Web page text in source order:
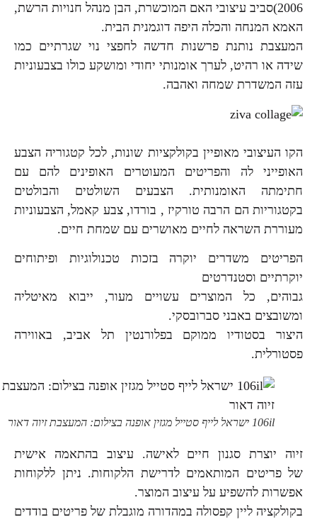
2006)סביב עיצובי האם המוכשרת, הבן מנהל חנויות הרשת,
האמא המנחה והכלה היפה דוגמנית הבית.
המעצבת נותנת פרשנות חדשה לחפצי נוי שגרתיים כמו
שידה או רהיט, לערך אומנותי יחודי ומושקע כולו בצבעוניות
עזה המשדרת שמחה ואהבה.
הקו העיצובי מאופיין בקולקציות שונות, לכל קטגוריה הצבע
האופייני לה והפריטים המעוטרים האופינים להם עם
חתימתה האומנותית. הצבעים השולטים והבולטים
בקטגוריות הם הרבה טורקיז , בורדו, צבע קאמל, הצבעוניות
מעוררת השראה לחיים מאושרים עם שמחת חיים.
הפריטים משדרים יוקרה בזכות טכנולוגיות ופיתוחים
יוקרתיים וסטנדרטים
גבוהים, כל המוצרים עשויים מעור, ייבוא מאיטליה
ומשובצים באבני סברובסקי.
היצור בסטודיו ממוקם בפלורנטין תל אביב, באווירה
פסטורלית.
106il ישראל לייף סטייל מגזין אופנה בצילום: המעצבת זיוה דאור
זיוה יוצרת סגנון חיים לאישה. עיצוב בהתאמה אישית
של פריטים המותאמים לדרישת הלקוחות. ניתן ללקוחות
אפשרות להשפיע על עיצוב המוצר.
בקולקציה ליין קפסולה במהדורה מוגבלת של פריטים בודדים